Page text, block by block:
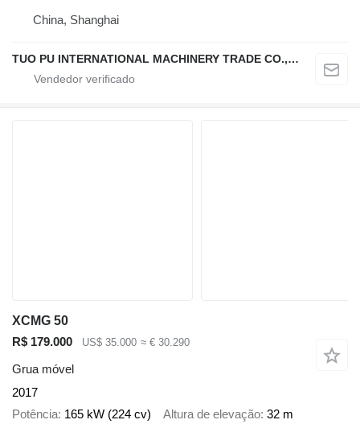
China, Shanghai
TUO PU INTERNATIONAL MACHINERY TRADE CO., LTD
XCMG 50
R$ 179.000
US$ 35.000 ≈ € 30.290
Grua móvel
2017
Potência 165 kW (224 cv) Altura de elevação 32 m